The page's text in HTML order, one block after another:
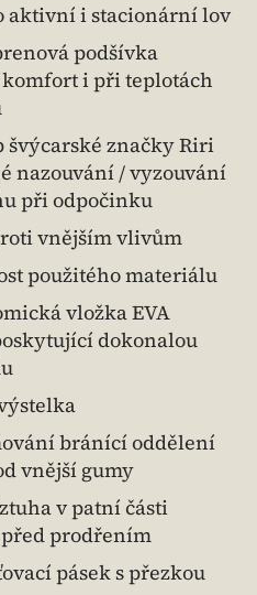
aktivní i stacionární lov
podšívka
i při teplotách
značky Riri
nazouvání / vyzouvání
při odpočinku
vnějším vlivům
použitého materiálu
vložka EVA
dokonalou
bránící oddělení
vnější gumy
v patní části
prodřením
pásek s přezkou